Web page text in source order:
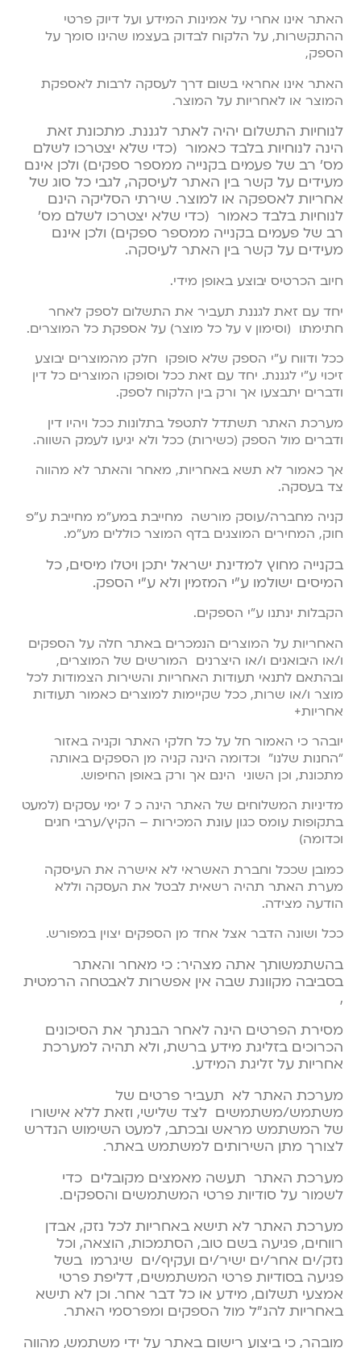
האתר אינו אחרי על אמינות המידע ועל דיוק פרטי
ההתקשרות, על הלקוח לבדוק בעצמו שהינו סומך על
הספק,
האתר אינו אחראי בשום דרך לעסקה לרבות לאספקת
המוצר או לאחריות על המוצר.
לנוחיות התשלום יהיה לאתר לגננת. מתכונת זאת
הינה לנוחיות בלבד כאמור (כדי שלא יצטרכו לשלם
מס’ רב של פעמים בקנייה ממספר ספקים) ולכן אינם
מעידים על קשר בין האתר לעיסקה, לגבי כל סוג של
אחריות לאספקה או למוצר. שירתי הסליקה הינם
לנוחיות בלבד כאמור (כדי שלא יצטרכו לשלם מס’
רב של פעמים בקנייה ממספר ספקים) ולכן אינם
מעידים על קשר בין האתר לעיסקה.
חיוב הכרטיס יבוצע באופן מידי.
יחד עם זאת לגננת תעביר את התשלום לספק לאחר
חתימתו (וסימון v על כל מוצר) על אספקת כל המוצרים.
ככל ודווח ע”י הספק שלא סופקו חלק מהמוצרים יבוצע
זיכוי ע”י לגננת. יחד עם זאת ככל וסופקו המוצרים כל דין
ודברים יתבצעו אך ורק בין הלקוח לספק.
מערכת האתר תשתדל לתטפל בתלונות ככל ויהיו דין
ודברים מול הספק (כשירות) ככל ולא יגיעו לעמק השווה.
אך כאמור לא תשא באחריות, מאחר והאתר לא מהווה
צד בעסקה.
קניה מחברה/עוסק מורשה מחייבת במע”מ מחייבת ע”פ
חוק, המחירים המוצגים בדף המוצר כוללים מע”מ.
בקנייה מחוץ למדינת ישראל יתכן ויטלו מיסים, כל
המיסים ישולמו ע”י המזמין ולא ע”י הספק.
הקבלות ינתנו ע”י הספקים.
האחריות על המוצרים הנמכרים באתר חלה על הספקים
ו/או היבואנים ו/או היצרנים המורשים של המוצרים,
ובהתאם לתנאי תעודות האחריות והשירות הצמודות לכל
מוצר ו/או שרות, ככל שקיימות למוצרים כאמור תעודות
אחריות+
יובהר כי האמור חל על כל חלקי האתר וקניה באזור
“החנות שלנו” וכדומה הינה קניה מן הספקים באותה
מתכונת, וכן השוני הינם אך ורק באופן החיפוש.
מדיניות המשלוחים של האתר הינה כ 7 ימי עסקים (למעט
בתקופות עומס כגון עונת המכירות – הקיץ/ערבי חגים
וכדומה)
כמובן שככל וחברת האשראי לא אישרה את העיסקה
מערת האתר תהיה רשאית לבטל את העסקה וללא
הודעה מצידה.
ככל ושונה הדבר אצל אחד מן הספקים יצוין במפורש.
בהשתמשותך אתה מצהיר: כי מאחר והאתר
בסביבה מקוונת שבה אין אפשרות לאבטחה הרמטית
,
מסירת הפרטים הינה לאחר הבנתך את הסיכונים
הכרוכים בזליגת מידע ברשת, ולא תהיה למערכת
אחריות על זליגת המידע.
מערכת האתר לא תעביר פרטים של
משתמש/משתמשים לצד שלישי, וזאת ללא אישורו
של המשתמש מראש ובכתב, למעט השימוש הנדרש
לצורך מתן השירותים למשתמש באתר.
מערכת האתר תעשה מאמצים מקובלים כדי
לשמור על סודיות פרטי המשתמשים והספקים.
מערכת האתר לא תישא באחריות לכל נזק, אבדן
רווחים, פגיעה בשם טוב, הסתמכות, הוצאה, וכל
נזק/ים אחר/ים ישיר/ים ועקיף/ים שיגרמו בשל
פגיעה בסודיות פרטי המשתמשים, דליפת פרטי
אמצעי תשלום, מידע או כל דבר אחר. וכן לא תישא
באחריות להנ”ל מול הספקים ומפרסמי האתר.
מובהר, כי ביצוע רישום באתר על ידי משתמש, מהווה